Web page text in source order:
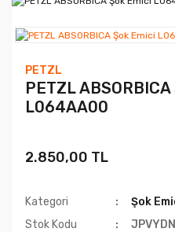
PETZL
PETZL
L064AA00
2.850,00 TL
Kategori
Şok
Stok Kodu